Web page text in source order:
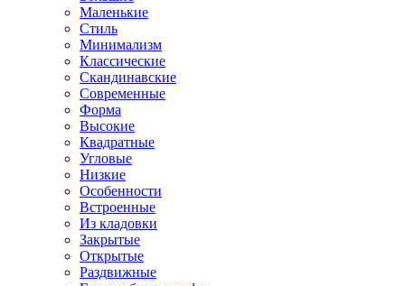
Маленькие
Стиль
Минимализм
Классические
Скандинавские
Современные
Форма
Высокие
Квадратные
Угловые
Низкие
Особенности
Встроенные
Из кладовки
Закрытые
Открытые
Раздвижные